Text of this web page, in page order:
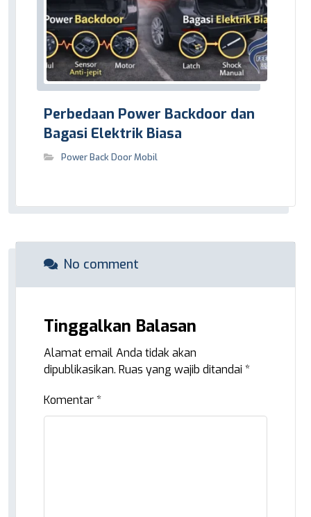
Perbedaan Power Backdoor dan
Bagasi Elektrik Biasa
Power Back Door Mobil
No comment
Tinggalkan Balasan
Alamat email Anda tidak akan
dipublikasikan. Ruas yang wajib ditandai*
Komentar*